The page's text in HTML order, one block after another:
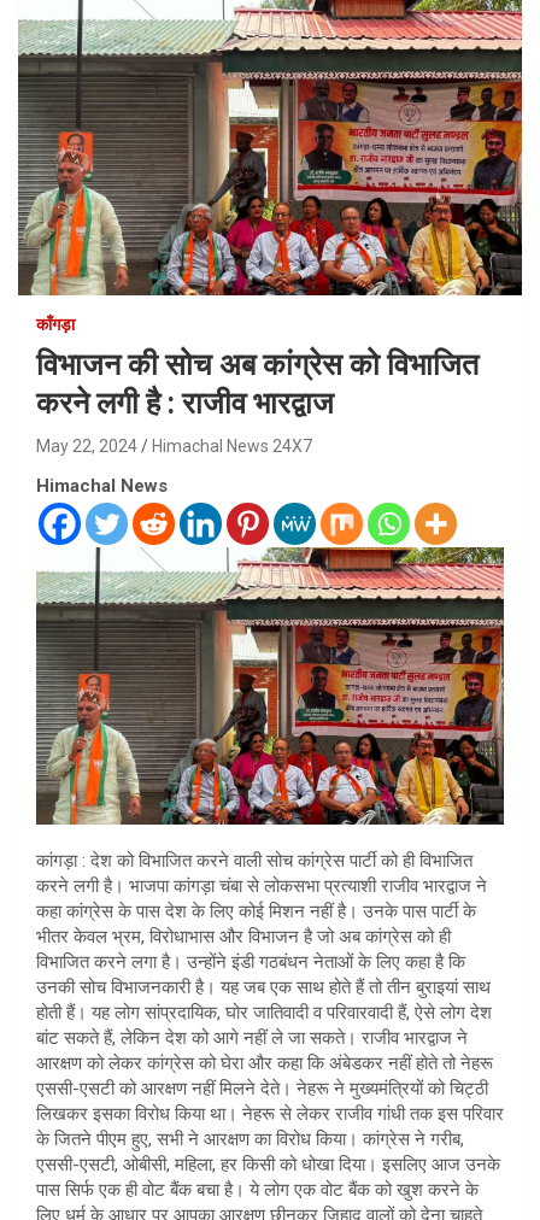
काँगड़ा
विभाजन की सोच अब कांग्रेस को विभाजित
करने लगी है : राजीव भारद्वाज
May 22, 2024 Himachal News 24X7
Himachal News
कांगड़ा : देश को विभाजित करने वाली सोच कांग्रेस पार्टी को ही विभाजित
करने लगी है। भाजपा कांगड़ा चंबा से लोकसभा प्रत्याशी राजीव भारद्वाज ने
कहा कांग्रेस के पास देश के लिए कोई मिशन नहीं है। उनके पास पार्टी के
भीतर केवल भ्रम, विरोधाभास और विभाजन है जो अब कांग्रेस को ही
विभाजित करने लगा है। उन्होंने इंडी गठबंधन नेताओं के लिए कहा है कि
उनकी सोच विभाजनकारी है। यह जब एक साथ होते हैं तो तीन बुराइयां साथ
होती हैं। यह लोग सांप्रदायिक, घोर जातिवादी व परिवारवादी हैं, ऐसे लोग देश
बांट सकते हैं, लेकिन देश को आगे नहीं ले जा सकते। राजीव भारद्वाज ने
आरक्षण को लेकर कांग्रेस को घेरा और कहा कि अंबेडकर नहीं होते तो नेहरू
एससी-एसटी को आरक्षण नहीं मिलने देते। नेहरू ने मुख्यमंत्रियों को चिट्ठी
लिखकर इसका विरोध किया था। नेहरू से लेकर राजीव गांधी तक इस परिवार
के जितने पीएम हुए, सभी ने आरक्षण का विरोध किया। कांग्रेस ने गरीब,
एससी-एसटी, ओबीसी, महिला, हर किसी को धोखा दिया। इसलिए आज उनके
पास सिर्फ एक ही वोट बैंक बचा है। ये लोग एक वोट बैंक को खुश करने के
लिए धर्म के आधार पर आपका आरक्षण छीनकर जिहाद वालों को देना चाहते